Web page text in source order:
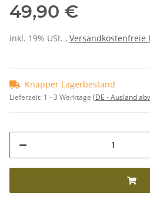
49,90 €
inkl. 19% USt. , Versandkostenfreie
Knapper Lagerbestand
Lieferzeit: 1 - 3 Werktage (DE - Ausland